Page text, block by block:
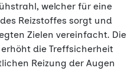
welcher für eine
Reizstoffes sorgt und
Zielen vereinfacht. Die
die Treffsicherheit
Reizung der Augen